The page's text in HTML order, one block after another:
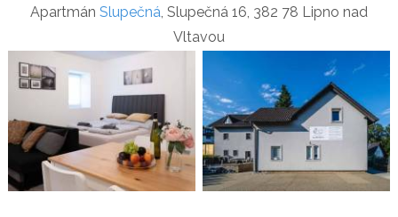
Apartmán Slupečná , Slupečná 16, 382 78 Lipno nad
Vltavou